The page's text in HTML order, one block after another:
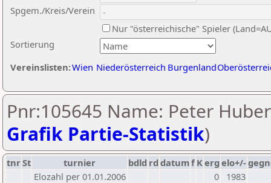
Sortierung
Spgem./Kreis/Verein
Nur "österreichische" Spieler
Vereinslisten:Wien Niederösterreich Burgenland
Pnr:105645 Name: Peter
Grafik Partie-Statistik)
tnrSt turnier bdld rd datumf Kerg elo+/-
Elozahl per 01.01.2006
0
1983